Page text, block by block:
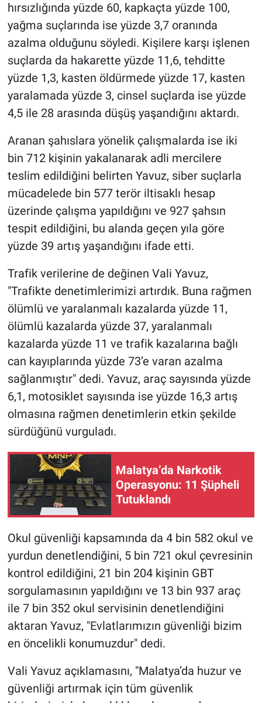
hırsızlığında yüzde 60, kapkaçta yüzde 100,
yağma suçlarında ise yüzde 3,7 oranında
azalma olduğunu söyledi. Kişilere karşı işlenen
suçlarda da hakarette yüzde 11,6, tehditte
yüzde 1,3, kasten öldürmede yüzde 17, kasten
yaralamada yüzde 3, cinsel suçlarda ise yüzde
4,5 ile 28 arasında düşüş yaşandığını aktardı.
Aranan şahıslara yönelik çalışmalarda ise iki
bin 712 kişinin yakalanarak adli mercilere
teslim edildiğini belirten Yavuz, siber suçlarla
mücadelede bin 577 terör iltisaklı hesap
üzerinde çalışma yapıldığını ve 927 şahsın
tespit edildiğini, bu alanda geçen yıla göre
yüzde 39 artış yaşandığını ifade etti.
Trafik verilerine de değinen Vali Yavuz,
"Trafikte denetimlerimizi artırdık. Buna rağmen
ölümlü ve yaralanmalı kazalarda yüzde 11,
ölümlü kazalarda yüzde 37, yaralanmalı
kazalarda yüzde 11 ve trafik kazalarına bağlı
can kayıplarında yüzde 73’e varan azalma
sağlanmıştır" dedi. Yavuz, araç sayısında yüzde
6,1, motosiklet sayısında ise yüzde 16,3 artış
olmasına rağmen denetimlerin etkin şekilde
sürdüğünü vurguladı.
Malatya’da Narkotik
Operasyonu: 11 Şüpheli
Tutuklandı
Okul güvenliği kapsamında da 4 bin 582 okul ve
yurdun denetlendiğini, 5 bin 721 okul çevresinin
kontrol edildiğini, 21 bin 204 kişinin GBT
sorgulamasının yapıldığını ve 13 bin 937 araç
ile 7 bin 352 okul servisinin denetlendiğini
aktaran Yavuz, "Evlatlarımızın güvenliği bizim
en öncelikli konumuzdur" dedi.
Vali Yavuz açıklamasını, "Malatya’da huzur ve
güvenliği artırmak için tüm güvenlik